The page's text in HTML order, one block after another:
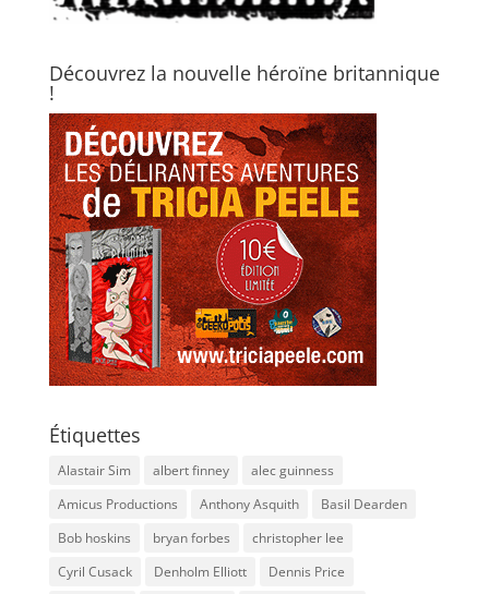
Découvrez la nouvelle héroïne britannique
!
Étiquettes
Alastair Sim albert finney
alec guinness
Amicus Productions
Anthony Asquith
Basil Dearden
Bob hoskins
bryan forbes
christopher lee
Cyril Cusack
Denholm Elliott
Dennis Price